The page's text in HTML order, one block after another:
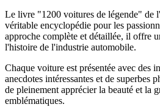
Le livre "1200 voitures de légende" de
véritable encyclopédie pour les
approche complète et détaillée, il offre
l'histoire de l'industrie automobile.
Chaque voiture est présentée avec des
anecdotes intéressantes et de superbes
de pleinement apprécier la beauté et la
emblématiques.